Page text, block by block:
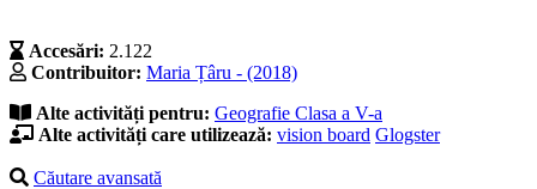
Accesări: 2.122
Contribuitor: Maria Țâru - (2018)
Alte activități pentru: Geografie Clasa a V-a
Alte activități care utilizează: vision board Glogster
Căutare avansată